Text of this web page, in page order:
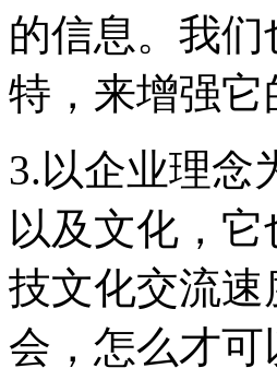
的信息。我
特，来增强
3.以企业理念
以及文化，
技文化交流
会，怎么才